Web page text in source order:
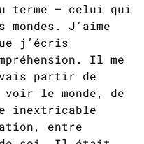
terme – celui qui
J’aime
j’écris
Il me
partir de
le monde, de
inextricable
entre